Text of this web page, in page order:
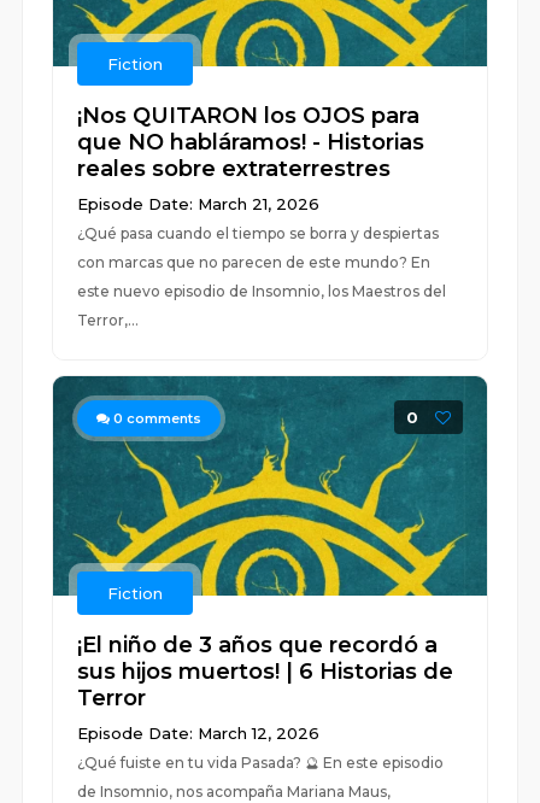
Fiction
¡Nos QUITARON los OJOS para
que NO habláramos! - Historias
reales sobre extraterrestres
Episode Date: March 21, 2026
¿Qué pasa cuando el tiempo se borra y despiertas
con marcas que no parecen de este mundo? En
este nuevo episodio de Insomnio, los Maestros del
Terror,...
0 comments 0
Fiction
¡El niño de 3 años que recordó a
sus hijos muertos! | 6 Historias de
Terror
Episode Date: March 12, 2026
¿Qué fuiste en tu vida Pasada? 🔮 En este episodio
de Insomnio, nos acompaña Mariana Maus,